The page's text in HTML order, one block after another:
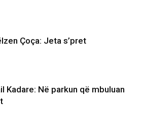
Çoça: Jeta s’pret
Kadare: Në parkun që mbuluan